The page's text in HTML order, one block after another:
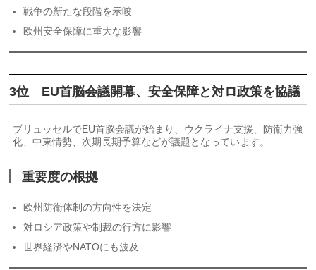
戦争の新たな段階を示唆
欧州安全保障に重大な影響
3位 EU首脳会議開幕、安全保障と対ロ政策を協議
ブリュッセルでEU首脳会議が始まり、ウクライナ支援、防衛力強
化、中東情勢、次期長期予算などが議題となっています。
重要度の根拠
欧州防衛体制の方向性を決定
対ロシア政策や制裁の行方に影響
世界経済やNATOにも波及